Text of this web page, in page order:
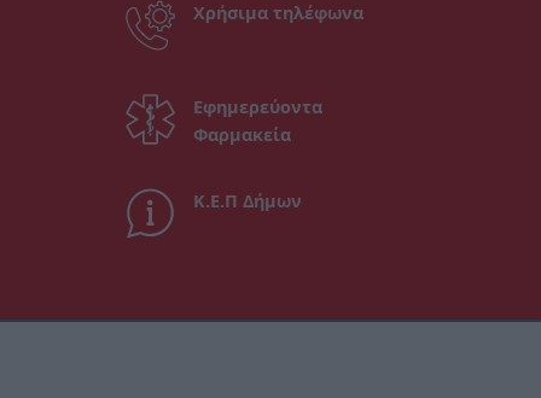
Χρήσιμα τηλέφωνα
Εφημερεύοντα
Φαρμακεία
Κ.Ε.Π Δήμων